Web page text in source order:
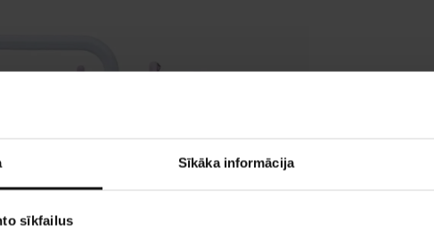
Sīkāka informācija
sīkfailus